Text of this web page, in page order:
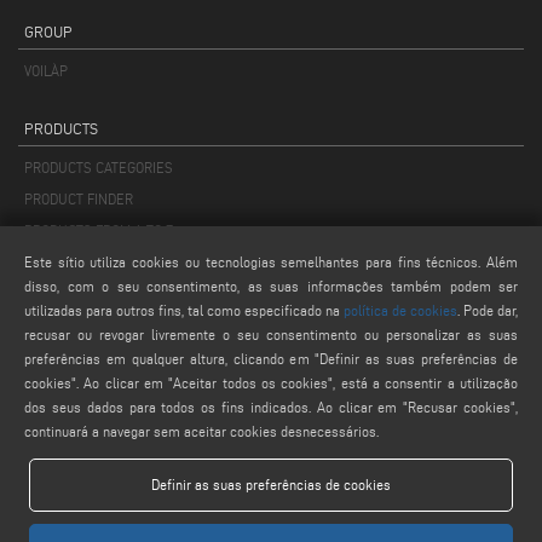
GROUP
VOILÀP
PRODUCTS
PRODUCTS CATEGORIES
PRODUCT FINDER
PRODUCTS FROM A TO Z
MAIL
service@keraglass.com
webmaster@emmegi.com
Este sítio utiliza cookies ou tecnologias semelhantes para fins técnicos. Além
disso, com o seu consentimento, as suas informações também podem ser
utilizadas para outros fins, tal como especificado na política de cookies . Pode dar,
recusar ou revogar livremente o seu consentimento ou personalizar as suas
preferências em qualquer altura, clicando em "Definir as suas preferências de
cookies". Ao clicar em "Aceitar todos os cookies", está a consentir a utilização
dos seus dados para todos os fins indicados. Ao clicar em "Recusar cookies",
continuará a navegar sem aceitar cookies desnecessários.
Definir as suas preferências de cookies